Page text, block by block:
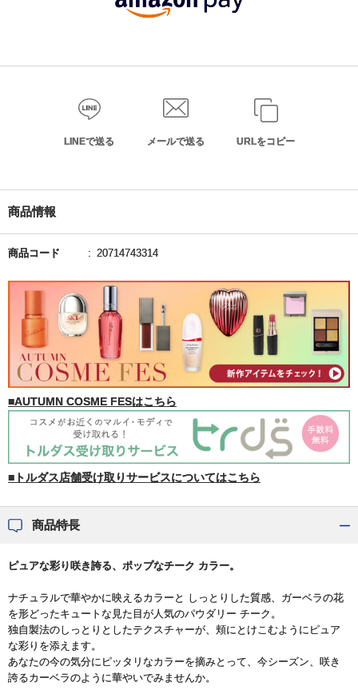
LINEで送る メールで送る URLをコピー
商品情報
商品コード 20714743314
■AUTUMN COSME FESはこちら
■トルダス店舗受け取りサービスについてはこちら
商品特長
ピュアな彩り咲き誇る、ポップなチーク カラー。
ナチュラルで華やかに映えるカラーと しっとりした質感、ガーベラの花
を形どったキュートな見た目が人気のパウダリー チーク。
独自製法のしっとりとしたテクスチャーが、頬にとけこむようにピュア
な彩りを添えます。
あなたの今の気分にピッタリなカラーを摘みとって、今シーズン、咲き
誇るカーベラのように華やいでみませんか。